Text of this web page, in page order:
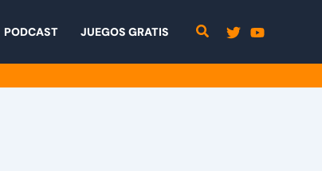
PODCAST JUEGOS GRATIS